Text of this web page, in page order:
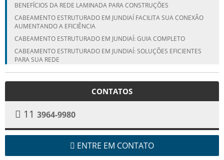
BENEFÍCIOS DA REDE LAMINADA PARA CONSTRUÇÕES
CABEAMENTO ESTRUTURADO EM JUNDIAÍ FACILITA SUA CONEXÃO
AUMENTANDO A EFICIÊNCIA
CABEAMENTO ESTRUTURADO EM JUNDIAÍ: GUIA COMPLETO
CABEAMENTO ESTRUTURADO EM JUNDIAÍ: SOLUÇÕES EFICIENTES
PARA SUA REDE
CÂMERAS DE SEGURANÇA: TRANSFORME SUA PROTEÇÃO COM
VENDA E INSTALAÇÃO ESPECIALIZADA
COMO ESCOLHER A MELHOR EMPRESA DE REDE LAMINADA EM
CAMPINAS
COMO ESCOLHER A MELHOR EMPRESA DE REDE LAMINADA EM
COMO ESCOLHER A MELHOR EMPRESA DE REDE LAMINADA EM
JUNDIAÍ PARA SUAS NECESSIDADES
COMO ESCOLHER A MELHOR REDE LAMINADA CORTANTE EM JUNDIAÍ
CONTATOS
11 3964-9980
ENTRE EM CONTATO